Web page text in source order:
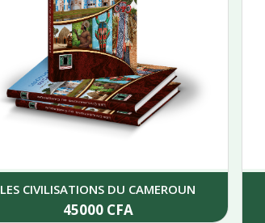
LES CIVILISATIONS DU CAMEROUN
45000 CFA